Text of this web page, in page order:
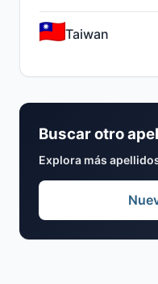
Taiwan
Buscar otro
Explora más